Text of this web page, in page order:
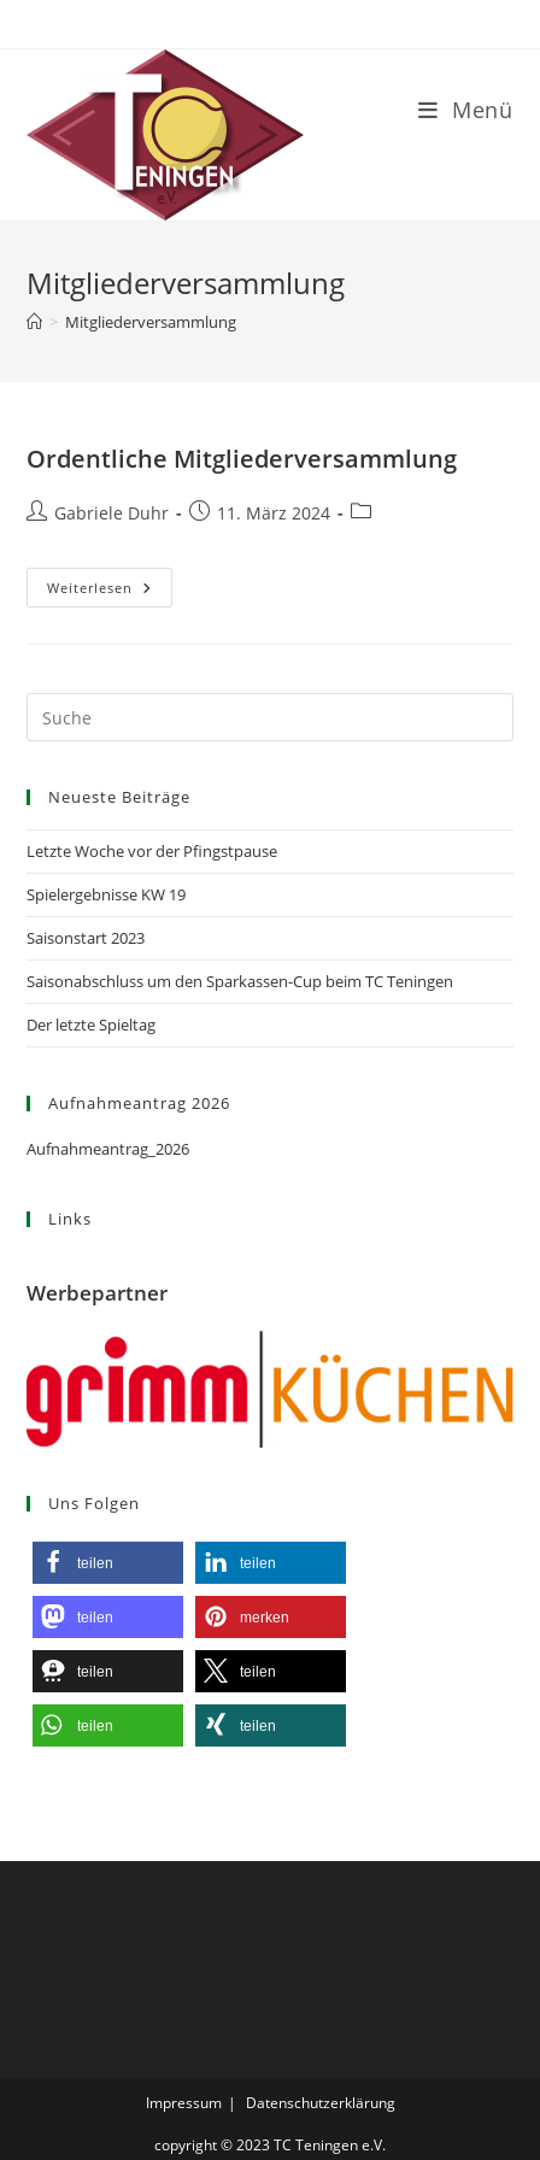
Menü
Mitgliederversammlung
> Mitgliederversammlung
Ordentliche Mitgliederversammlung
Beitrags-
Gabriele Duhr
Beitrag11. März 2024
Beitrags-
Weiterlesen Ordentliche
Mitgliederversammlung
Neueste Beiträge
Letzte Woche vor der Pfingstpause
Spielergebnisse KW 19
Saisonstart 2023
Saisonabschluss um den Sparkassen-Cup beim TC Teningen
Der letzte Spieltag
Aufnahmeantrag 2026
Aufnahmeantrag_2026
Links
Werbepartner
Uns Folgen
teilen teilen
teilen merken
teilen teilen
teilen teilen
Impressum Datenschutzerklärung
copyright © 2023 TC Teningen e.V.